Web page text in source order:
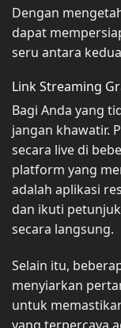
Dengan
dapat
seru antara
Link Streaming
Bagi Anda yang
jangan khawatir.
secara live di
platform yang
adalah aplikasi
dan ikuti
secara langsung.
Selain itu,
menyiarkan
untuk